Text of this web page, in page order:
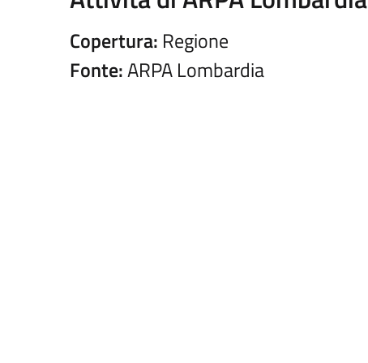
Copertura: Regione
Fonte:ARPA Lombardia